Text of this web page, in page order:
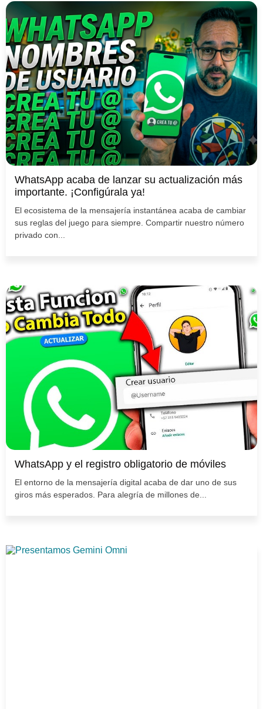
WhatsApp acaba de lanzar su actualización más
importante. ¡Configúrala ya!
El ecosistema de la mensajería instantánea acaba de cambiar
sus reglas del juego para siempre. Compartir nuestro número
privado con...
WhatsApp y el registro obligatorio de móviles
El entorno de la mensajería digital acaba de dar uno de sus
giros más esperados. Para alegría de millones de...